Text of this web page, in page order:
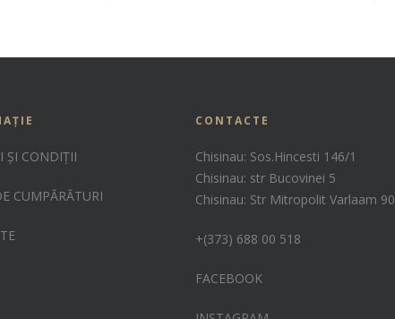
ȘI CONDIȚII
CUMPĂRĂTURI
CONTACTE
Chisinau: Sos.Hincesti 146/1
Chisinau: str Bucovinei 5
Chisinau: Str Mitropolit Varlaam 90
+(373) 688 00 518
FACEBOOK